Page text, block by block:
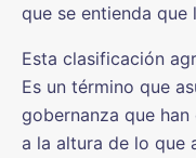
que se entienda
Esta clasificación
Es un término que
gobernanza que
a la altura de lo que